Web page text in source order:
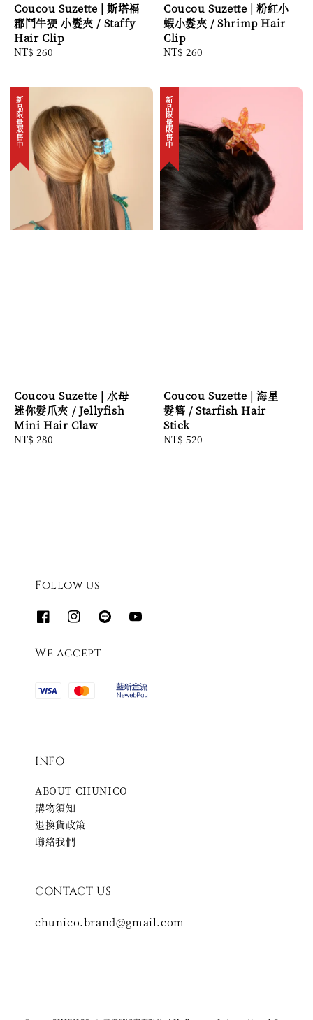
Coucou Suzette | 斯塔福
郡鬥牛㹴 小髮夾 / Staffy
Hair Clip
Regular
NT$ 260
Coucou Suzette | 粉紅小
蝦小髮夾 / Shrimp Hair
Clip
Regular
NT$ 260
新品限量販售中
Coucou Suzette | 水母
迷你髮爪夾 / Jellyfish
Mini Hair Claw
Regular
NT$ 280
新品限量販售中
Coucou Suzette | 海星
髮簪 / Starfish Hair
Stick
Regular
NT$ 520
Follow us
We accept
INFO
ABOUT CHUNICO
購物須知
退換貨政策
聯絡我們
CONTACT US
chunico.brand@gmail.com